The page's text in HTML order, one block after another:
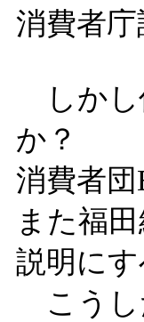
消費者
しかし
か？
消費者
また福
説明にす
こうし